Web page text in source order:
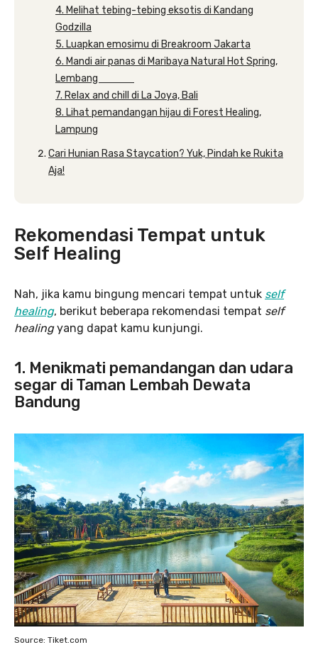
4. Melihat tebing-tebing eksotis di Kandang
Godzilla
5. Luapkan emosimu di Breakroom Jakarta
6. Mandi air panas di Maribaya Natural Hot Spring,
Lembang
7. Relax and chill di La Joya, Bali
8. Lihat pemandangan hijau di Forest Healing,
Lampung
Cari Hunian Rasa Staycation? Yuk, Pindah ke Rukita
Aja!
Rekomendasi Tempat untuk
Self Healing
Nah, jika kamu bingung mencari tempat untuk self
healing, berikut beberapa rekomendasi tempat self
healingyang dapat kamu kunjungi.
1. Menikmati pemandangan dan udara
segar di Taman Lembah Dewata
Bandung
Source: Tiket.com